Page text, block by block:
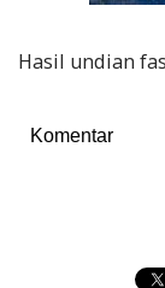
Hasil undian
Komentar